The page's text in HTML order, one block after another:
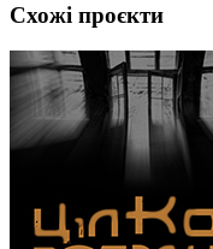
Схожі проєкти